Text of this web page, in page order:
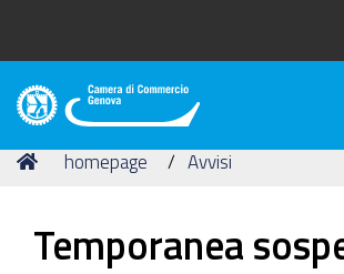
Camera
Commercio
Tu
Home
homepage Avvisi
Temporanea